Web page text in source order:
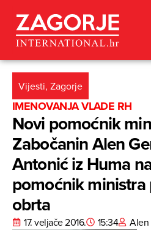
Vijesti, Zagorje
IMENOVANJA VLADE RH
Novi pomoćnik
Zabočanin Alen
Antonić iz Huma
pomoćnik ministra
obrta
17. veljače 2016. 15:34 Alen